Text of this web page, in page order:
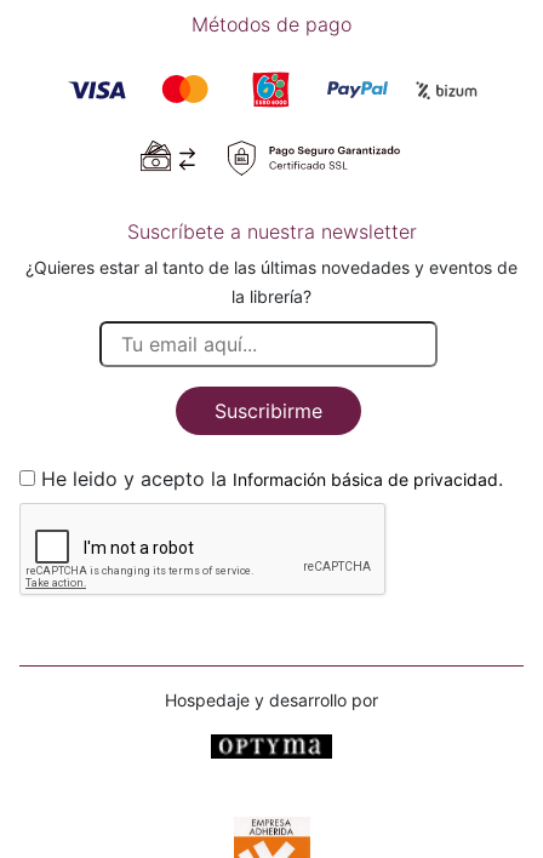
Métodos de pago
Suscríbete a nuestra newsletter
¿Quieres estar al tanto de las últimas novedades y eventos de
la librería?
Suscribirme
He leido y acepto la Información básica de privacidad.
Hospedaje y desarrollo por